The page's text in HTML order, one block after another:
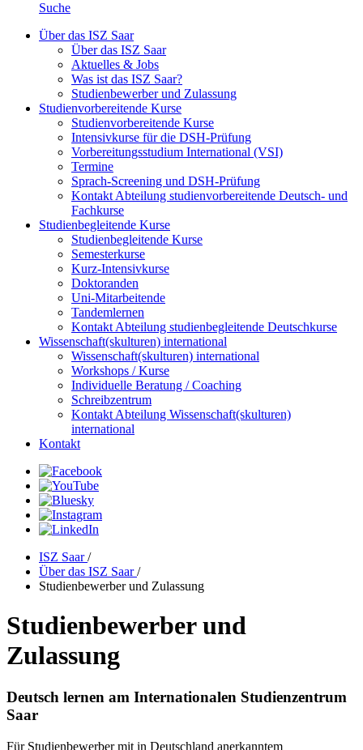
Suche
Über das ISZ Saar
Über das ISZ Saar
Aktuelles & Jobs
Was ist das ISZ Saar?
Studienbewerber und Zulassung
Studienvorbereitende Kurse
Studienvorbereitende Kurse
Intensivkurse für die DSH-Prüfung
Vorbereitungsstudium International (VSI)
Termine
Sprach-Screening und DSH-Prüfung
Kontakt Abteilung studienvorbereitende Deutsch- und
Fachkurse
Studienbegleitende Kurse
Studienbegleitende Kurse
Semesterkurse
Kurz-Intensivkurse
Doktoranden
Uni-Mitarbeitende
Tandemlernen
Kontakt Abteilung studienbegleitende Deutschkurse
Wissenschaft(skulturen) international
Wissenschaft(skulturen) international
Workshops / Kurse
Individuelle Beratung / Coaching
Schreibzentrum
Kontakt Abteilung Wissenschaft(skulturen)
international
Kontakt
ISZ Saar/
Über das ISZ Saar/
Studienbewerber und Zulassung
Studienbewerber und
Zulassung
Deutsch lernen am Internationalen Studienzentrum
Saar
Für Studienbewerber mit in Deutschland anerkanntem